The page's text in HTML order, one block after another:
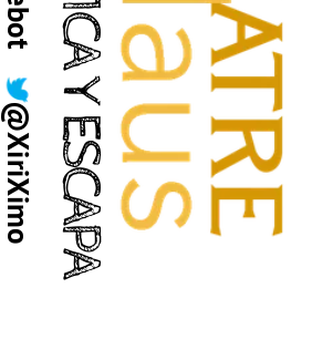
Ximo Nebot @XiriXimo